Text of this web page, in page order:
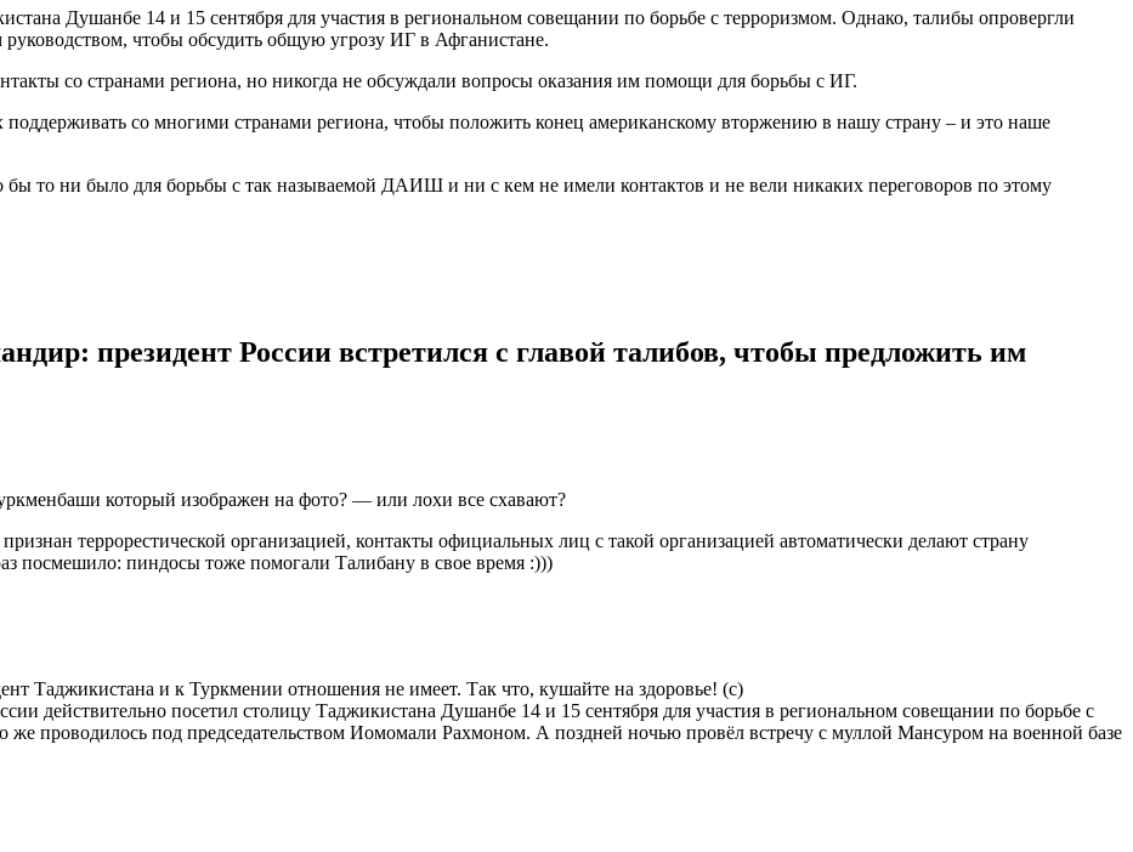
Душанбе 14 и 15 сентября для участия в региональном совещании по борьбе с терроризмом. Однако, талибы опровергли
руководством, чтобы обсудить общую угрозу ИГ в Афганистане.
со странами региона, но никогда не обсуждали вопросы оказания им помощи для борьбы с ИГ.
со многими странами региона, чтобы положить конец американскому вторжению в нашу страну – и это наше
то ни было для борьбы с так называемой ДАИШ и ни с кем не имели контактов и не вели никаких переговоров по этому
президент России встретился с главой талибов, чтобы предложить им
который изображен на фото? — или лохи все схавают?
террорестической организацией, контакты официальных лиц с такой организацией автоматически делают страну
посмешило: пиндосы тоже помогали Талибану в свое время :)))
Таджикистана и к Туркмении отношения не имеет. Так что, кушайте на здоровье! (с)
действительно посетил столицу Таджикистана Душанбе 14 и 15 сентября для участия в региональном совещании по борьбе с
же проводилось под председательством Иомомали Рахмоном. А поздней ночью провёл встречу с муллой Мансуром на военной базе